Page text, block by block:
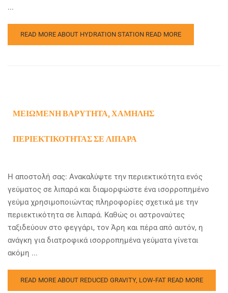
...
READ MORE ABOUT HYDRATION STATION READ MORE
ΜΕΙΩΜΈΝΗ ΒΑΡΎΤΗΤΑ, ΧΑΜΗΛΉΣ
ΠΕΡΙΕΚΤΙΚΌΤΗΤΑΣ ΣΕ ΛΙΠΑΡΆ
Η αποστολή σας: Ανακαλύψτε την περιεκτικότητα ενός
γεύματος σε λιπαρά και διαμορφώστε ένα ισορροπημένο
γεύμα χρησιμοποιώντας πληροφορίες σχετικά με την
περιεκτικότητα σε λιπαρά. Καθώς οι αστροναύτες
ταξιδεύουν στο φεγγάρι, τον Άρη και πέρα από αυτόν, η
ανάγκη για διατροφικά ισορροπημένα γεύματα γίνεται
ακόμη ...
READ MORE ABOUT REDUCED GRAVITY, LOW-FAT READ MORE